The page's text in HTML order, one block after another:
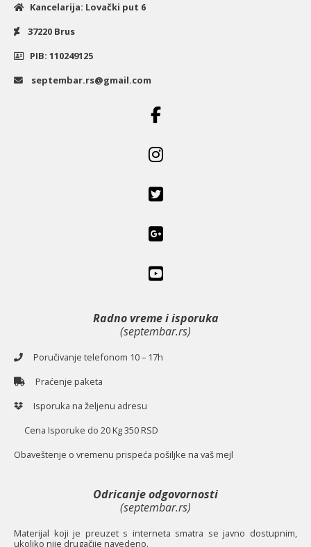
Kancelarija: Lovački put 6
37220 Brus
PIB: 110249125
septembar.rs@gmail.com
Radno vreme i isporuka
(septembar.rs)
Poručivanje telefonom 10 – 17h
Praćenje paketa
Isporuka na željenu adresu
Cena Isporuke do 20 Kg 350 RSD
Obaveštenje o vremenu prispeća pošiljke na vaš mejl
Odricanje odgovornosti
(septembar.rs)
Materijal koji je preuzet s interneta smatra se javno dostupnim,
ukoliko nije drugačije navedeno.